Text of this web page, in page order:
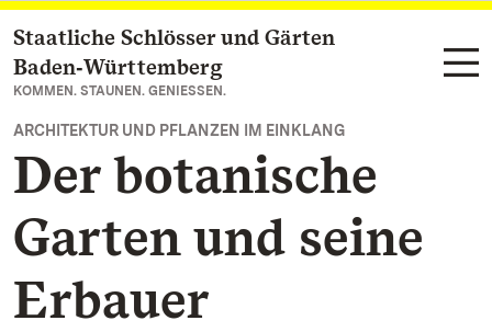
Zum Hauptinhalt springen
Staatliche Schlösser und Gärten
Baden‑Württemberg
KOMMEN. STAUNEN. GENIESSEN.
ARCHITEKTUR UND PFLANZEN IM EINKLANG
Der botanische
Garten und seine
Erbauer